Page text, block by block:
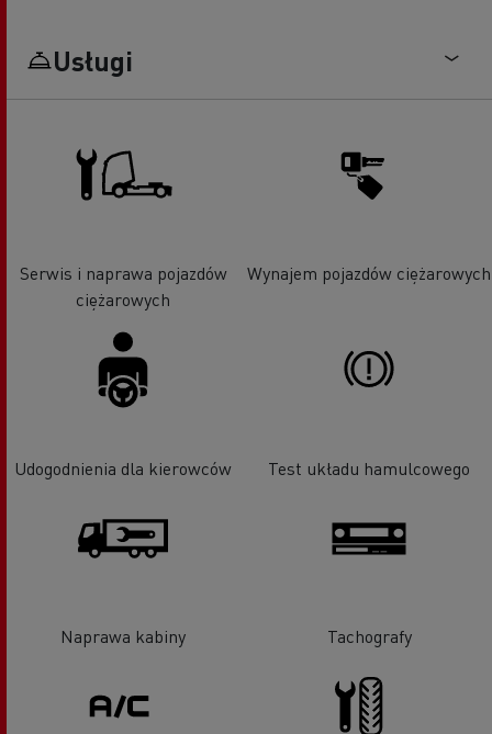
Usługi
Serwis i naprawa pojazdów
ciężarowych
Wynajem pojazdów ciężarowych
Udogodnienia dla kierowców Test układu hamulcowego
Naprawa kabiny Tachografy